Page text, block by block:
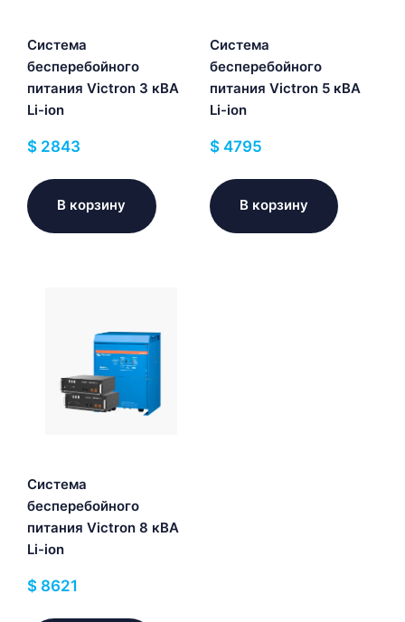
Система
бесперебойного
питания Victron 3 кВА
Li-ion
$ 2843
В корзину
Система
бесперебойного
питания Victron 5 кВА
Li-ion
$4795
В корзину
Система
бесперебойного
питания Victron 8 кВА
Li-ion
$ 8621